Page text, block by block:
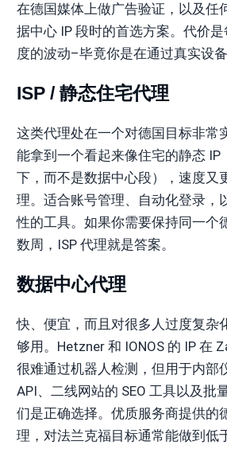
在德国媒体上做广告验证，以及任
据中心 IP 段时的首选方案。代价是
度的波动–毕竟你是在通过真实设备
ISP / 静态住宅代理
这类代理处在一个对德国目标非常
能拿到一个看起来像住宅的静态 IP
下，而不是数据中心段），速度又
理。适合账号管理、自动化登录，
性的工具。如果你需要保持同一个
数周，ISP 代理就是答案。
数据中心代理
快、便宜，而且对很多人过度复杂
够用。Hetzner 和 IONOS 的 IP 在
很难通过机器人检测，但用于内部
API、二线网站的 SEO 工具以及批
们是正确选择。优质服务商提供的
理，对法兰克福目标通常能做到低